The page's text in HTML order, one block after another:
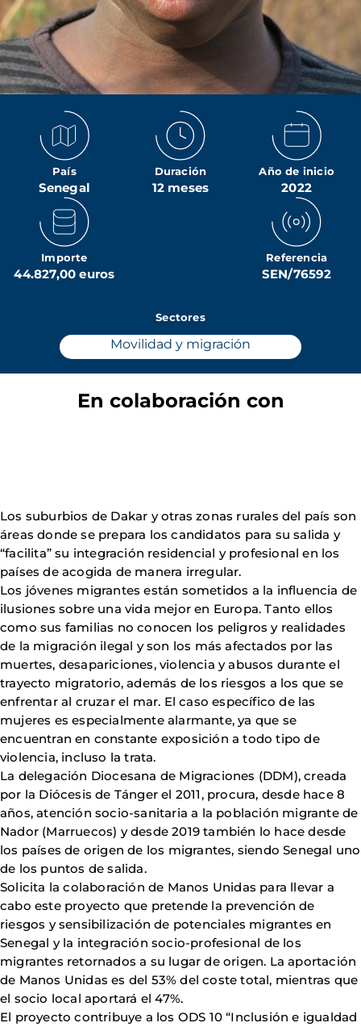
País
Senegal
Duración
12 meses
Año de inicio
2022
Importe
44.827,00 euros
Referencia
SEN/76592
Sectores
Movilidad y migración
En colaboración con
Los suburbios de Dakar y otras zonas rurales del país son
áreas donde se prepara los candidatos para su salida y
“facilita” su integración residencial y profesional en los
países de acogida de manera irregular.
Los jóvenes migrantes están sometidos a la influencia de
ilusiones sobre una vida mejor en Europa. Tanto ellos
como sus familias no conocen los peligros y realidades
de la migración ilegal y son los más afectados por las
muertes, desapariciones, violencia y abusos durante el
trayecto migratorio, además de los riesgos a los que se
enfrentar al cruzar el mar. El caso específico de las
mujeres es especialmente alarmante, ya que se
encuentran en constante exposición a todo tipo de
violencia, incluso la trata.
La delegación Diocesana de Migraciones (DDM), creada
por la Diócesis de Tánger el 2011, procura, desde hace 8
años, atención socio-sanitaria a la población migrante de
Nador (Marruecos) y desde 2019 también lo hace desde
los países de origen de los migrantes, siendo Senegal uno
de los puntos de salida.
Solicita la colaboración de Manos Unidas para llevar a
cabo este proyecto que pretende la prevención de
riesgos y sensibilización de potenciales migrantes en
Senegal y la integración socio-profesional de los
migrantes retornados a su lugar de origen. La aportación
de Manos Unidas es del 53% del coste total, mientras que
el socio local aportará el 47%.
El proyecto contribuye a los ODS 10 “Inclusión e igualdad